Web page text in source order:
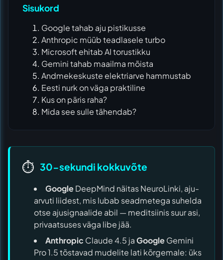
Sisukord
Google tahab aju pistikusse
Anthropic müüb teadlasele turbo
Microsoft ehitab AI torustikku
Gemini tahab maailma mõista
Andmekeskuste elektriarve hammustab
Eesti nurk on väga praktiline
Kus on päris raha?
Mida see sulle tähendab?
⏱️ 30-sekundi kokkuvõte
GoogleDeepMind näitas NeuroLinki, aju-
arvuti liidest, mis lubab seadmetega suhelda
otse ajusignaalide abil — meditsiinis suur asi,
privaatsuses väga libe jää.
Anthropic Claude 4.5 jaGoogleGemini
Pro 1.5 tõstavad mudelite lati kõrgemale: üks